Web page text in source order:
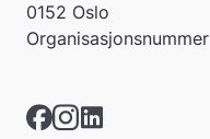
0152 Oslo
Organisasjonsnummer